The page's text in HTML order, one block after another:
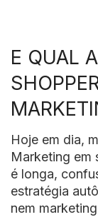
E QUAL
Hoje em dia,
Marketing em
é longa,
estratégia
nem